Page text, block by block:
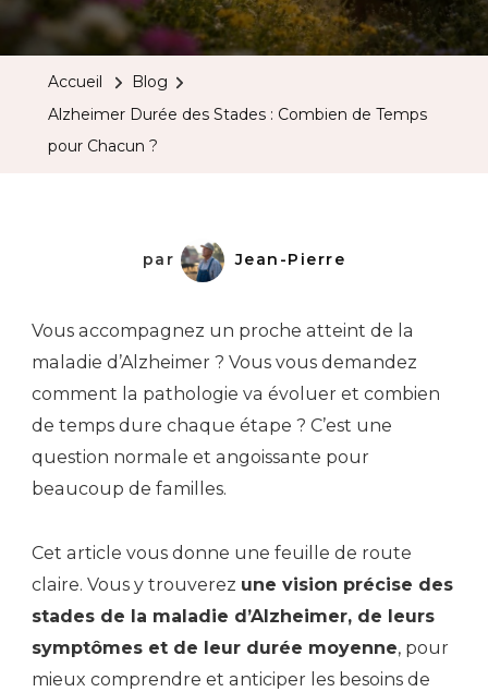
Accueil
Blog
Alzheimer Durée des Stades : Combien de Temps
pour Chacun ?
par Jean-Pierre
Vous accompagnez un proche atteint de la
maladie d’Alzheimer ? Vous vous demandez
comment la pathologie va évoluer et combien
de temps dure chaque étape ? C’est une
question normale et angoissante pour
beaucoup de familles.
Cet article vous donne une feuille de route
claire. Vous y trouverez une vision précise des
stades de la maladie d’Alzheimer, de leurs
symptômes et de leur durée moyenne, pour
mieux comprendre et anticiper les besoins de